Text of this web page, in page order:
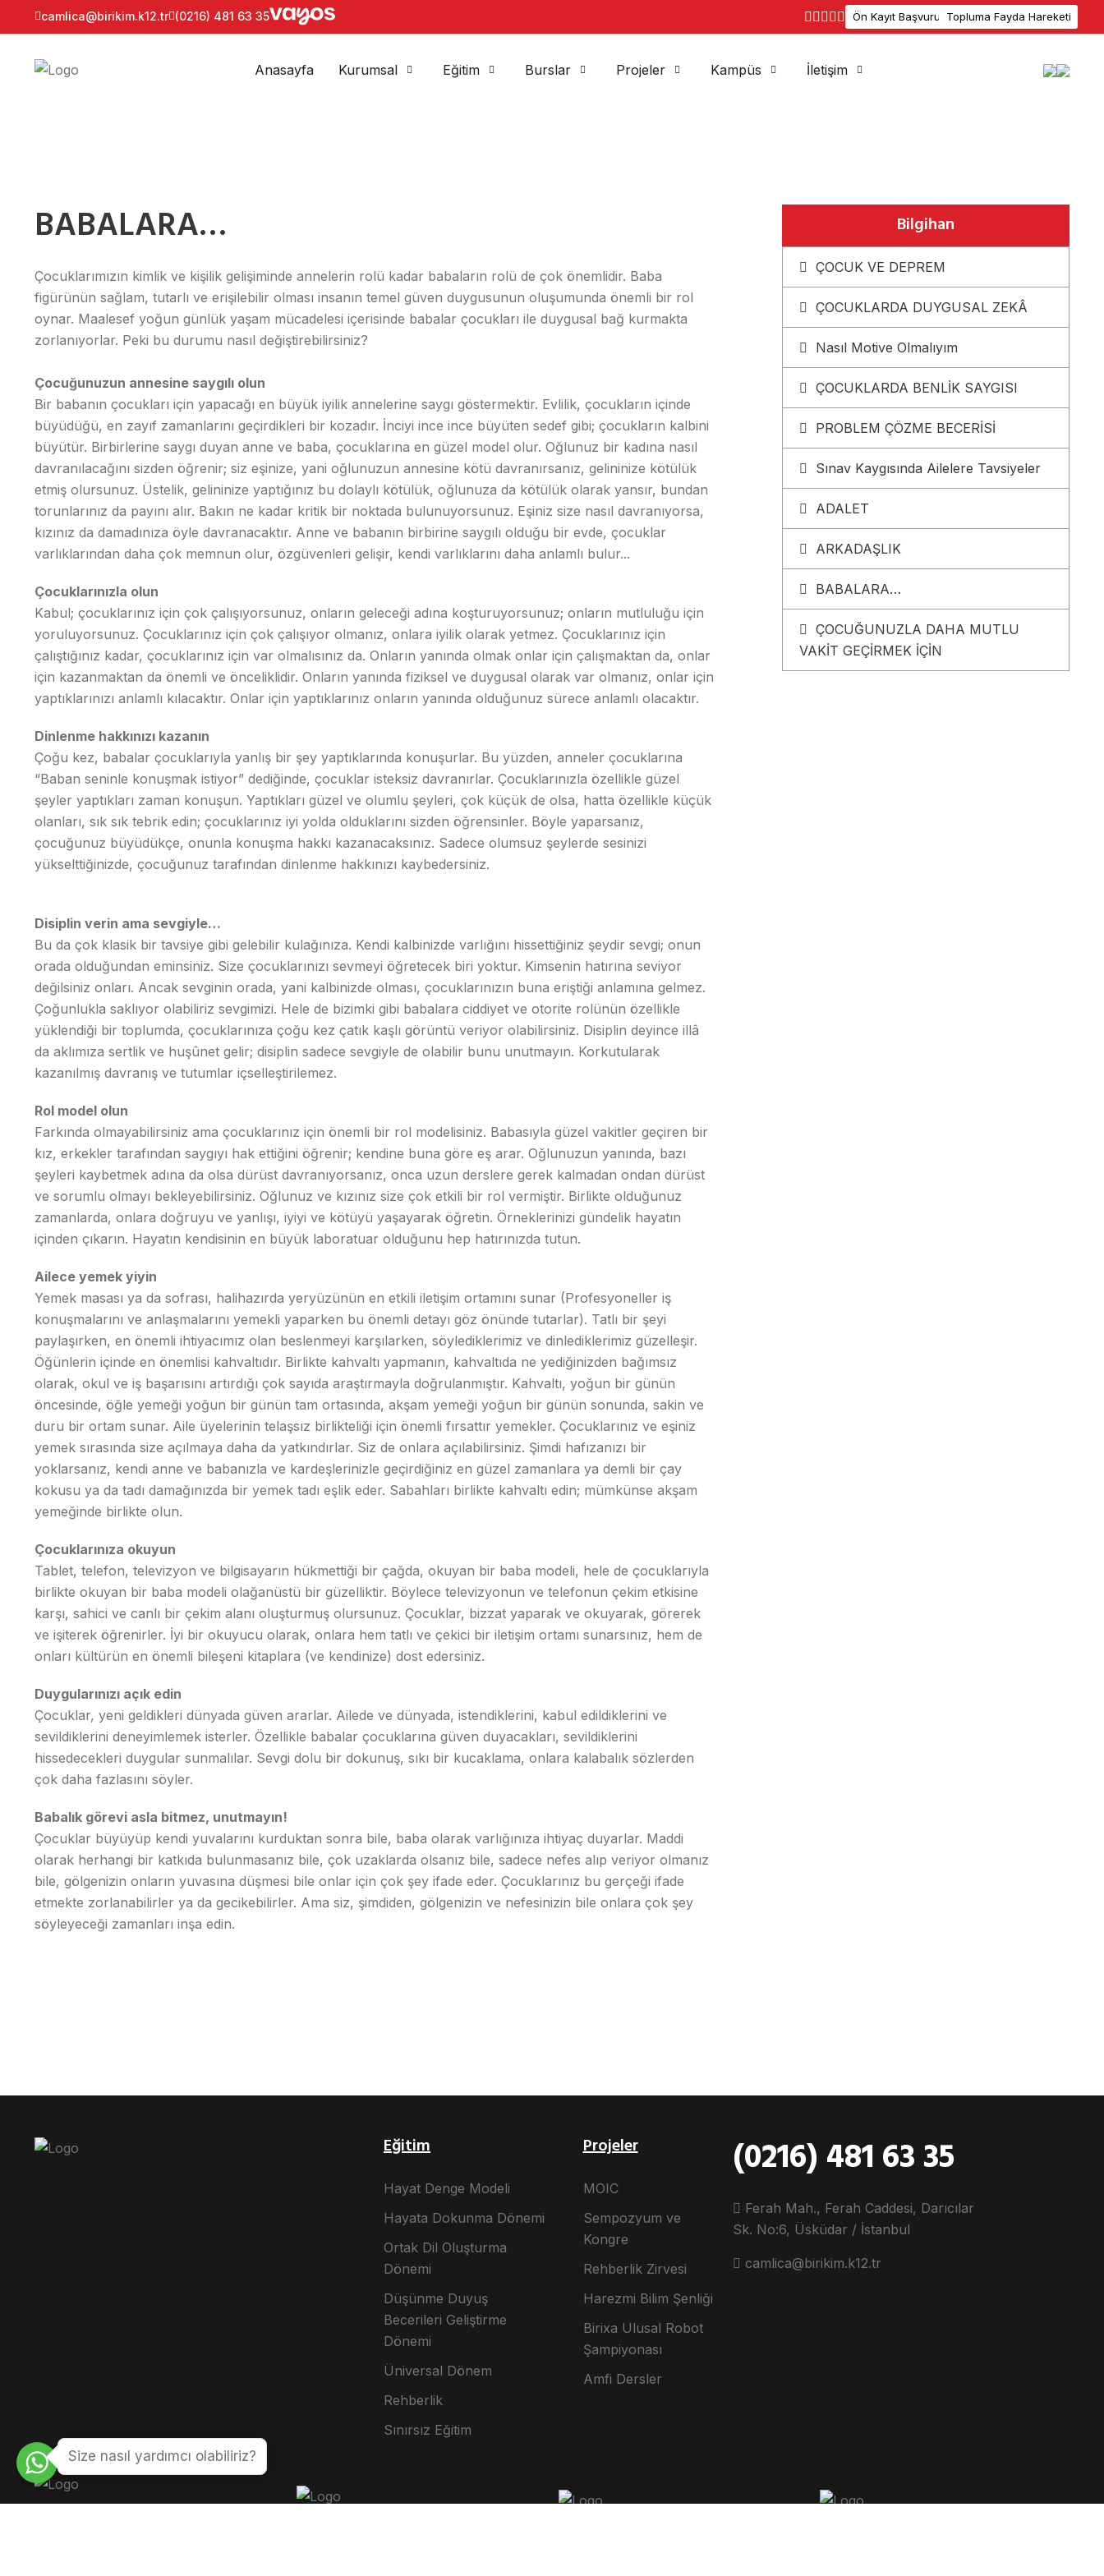
camlica@birikim.k12.tr (0216) 481 63 35 Ön Kayıt Başvuru Topluma Fayda Hareketi
Anasayfa Kurumsal Eğitim Burslar Projeler Kampüs İletişim
BABALARA…
Çocuklarımızın kimlik ve kişilik gelişiminde annelerin rolü kadar babaların rolü de çok önemlidir. Baba
figürünün sağlam, tutarlı ve erişilebilir olması insanın temel güven duygusunun oluşumunda önemli bir rol
oynar. Maalesef yoğun günlük yaşam mücadelesi içerisinde babalar çocukları ile duygusal bağ kurmakta
zorlanıyorlar. Peki bu durumu nasıl değiştirebilirsiniz?
Çocuğunuzun annesine saygılı olun
Bir babanın çocukları için yapacağı en büyük iyilik annelerine saygı göstermektir. Evlilik, çocukların içinde
büyüdüğü, en zayıf zamanlarını geçirdikleri bir kozadır. İnciyi ince ince büyüten sedef gibi; çocukların kalbini
büyütür. Birbirlerine saygı duyan anne ve baba, çocuklarına en güzel model olur. Oğlunuz bir kadına nasıl
davranılacağını sizden öğrenir; siz eşinize, yani oğlunuzun annesine kötü davranırsanız, gelininize kötülük
etmiş olursunuz. Üstelik, gelininize yaptığınız bu dolaylı kötülük, oğlunuza da kötülük olarak yansır, bundan
torunlarınız da payını alır. Bakın ne kadar kritik bir noktada bulunuyorsunuz. Eşiniz size nasıl davranıyorsa,
kızınız da damadınıza öyle davranacaktır. Anne ve babanın birbirine saygılı olduğu bir evde, çocuklar
varlıklarından daha çok memnun olur, özgüvenleri gelişir, kendi varlıklarını daha anlamlı bulur...
Çocuklarınızla olun
Kabul; çocuklarınız için çok çalışıyorsunuz, onların geleceği adına koşturuyorsunuz; onların mutluluğu için
yoruluyorsunuz. Çocuklarınız için çok çalışıyor olmanız, onlara iyilik olarak yetmez. Çocuklarınız için
çalıştığınız kadar, çocuklarınız için var olmalısınız da. Onların yanında olmak onlar için çalışmaktan da, onlar
için kazanmaktan da önemli ve önceliklidir. Onların yanında fiziksel ve duygusal olarak var olmanız, onlar için
yaptıklarınızı anlamlı kılacaktır. Onlar için yaptıklarınız onların yanında olduğunuz sürece anlamlı olacaktır.
Dinlenme hakkınızı kazanın
Çoğu kez, babalar çocuklarıyla yanlış bir şey yaptıklarında konuşurlar. Bu yüzden, anneler çocuklarına
“Baban seninle konuşmak istiyor” dediğinde, çocuklar isteksiz davranırlar. Çocuklarınızla özellikle güzel
şeyler yaptıkları zaman konuşun. Yaptıkları güzel ve olumlu şeyleri, çok küçük de olsa, hatta özellikle küçük
olanları, sık sık tebrik edin; çocuklarınız iyi yolda olduklarını sizden öğrensinler. Böyle yaparsanız,
çocuğunuz büyüdükçe, onunla konuşma hakkı kazanacaksınız. Sadece olumsuz şeylerde sesinizi
yükselttiğinizde, çocuğunuz tarafından dinlenme hakkınızı kaybedersiniz.
Disiplin verin ama sevgiyle…
Bu da çok klasik bir tavsiye gibi gelebilir kulağınıza. Kendi kalbinizde varlığını hissettiğiniz şeydir sevgi; onun
orada olduğundan eminsiniz. Size çocuklarınızı sevmeyi öğretecek biri yoktur. Kimsenin hatırına seviyor
değilsiniz onları. Ancak sevginin orada, yani kalbinizde olması, çocuklarınızın buna eriştiği anlamına gelmez.
Çoğunlukla saklıyor olabiliriz sevgimizi. Hele de bizimki gibi babalara ciddiyet ve otorite rolünün özellikle
yüklendiği bir toplumda, çocuklarınıza çoğu kez çatık kaşlı görüntü veriyor olabilirsiniz. Disiplin deyince illâ
da aklımıza sertlik ve huşûnet gelir; disiplin sadece sevgiyle de olabilir bunu unutmayın. Korkutularak
kazanılmış davranış ve tutumlar içselleştirilemez.
Rol model olun
Farkında olmayabilirsiniz ama çocuklarınız için önemli bir rol modelisiniz. Babasıyla güzel vakitler geçiren bir
kız, erkekler tarafından saygıyı hak ettiğini öğrenir; kendine buna göre eş arar. Oğlunuzun yanında, bazı
şeyleri kaybetmek adına da olsa dürüst davranıyorsanız, onca uzun derslere gerek kalmadan ondan dürüst
ve sorumlu olmayı bekleyebilirsiniz. Oğlunuz ve kızınız size çok etkili bir rol vermiştir. Birlikte olduğunuz
zamanlarda, onlara doğruyu ve yanlışı, iyiyi ve kötüyü yaşayarak öğretin. Örneklerinizi gündelik hayatın
içinden çıkarın. Hayatın kendisinin en büyük laboratuar olduğunu hep hatırınızda tutun.
Ailece yemek yiyin
Yemek masası ya da sofrası, halihazırda yeryüzünün en etkili iletişim ortamını sunar (Profesyoneller iş
konuşmalarını ve anlaşmalarını yemekli yaparken bu önemli detayı göz önünde tutarlar). Tatlı bir şeyi
paylaşırken, en önemli ihtiyacımız olan beslenmeyi karşılarken, söylediklerimiz ve dinlediklerimiz güzelleşir.
Öğünlerin içinde en önemlisi kahvaltıdır. Birlikte kahvaltı yapmanın, kahvaltıda ne yediğinizden bağımsız
olarak, okul ve iş başarısını artırdığı çok sayıda araştırmayla doğrulanmıştır. Kahvaltı, yoğun bir günün
öncesinde, öğle yemeği yoğun bir günün tam ortasında, akşam yemeği yoğun bir günün sonunda, sakin ve
duru bir ortam sunar. Aile üyelerinin telaşsız birlikteliği için önemli fırsattır yemekler. Çocuklarınız ve eşiniz
yemek sırasında size açılmaya daha da yatkındırlar. Siz de onlara açılabilirsiniz. Şimdi hafızanızı bir
yoklarsanız, kendi anne ve babanızla ve kardeşlerinizle geçirdiğiniz en güzel zamanlara ya demli bir çay
kokusu ya da tadı damağınızda bir yemek tadı eşlik eder. Sabahları birlikte kahvaltı edin; mümkünse akşam
yemeğinde birlikte olun.
Çocuklarınıza okuyun
Tablet, telefon, televizyon ve bilgisayarın hükmettiği bir çağda, okuyan bir baba modeli, hele de çocuklarıyla
birlikte okuyan bir baba modeli olağanüstü bir güzelliktir. Böylece televizyonun ve telefonun çekim etkisine
karşı, sahici ve canlı bir çekim alanı oluşturmuş olursunuz. Çocuklar, bizzat yaparak ve okuyarak, görerek
ve işiterek öğrenirler. İyi bir okuyucu olarak, onlara hem tatlı ve çekici bir iletişim ortamı sunarsınız, hem de
onları kültürün en önemli bileşeni kitaplara (ve kendinize) dost edersiniz.
Duygularınızı açık edin
Çocuklar, yeni geldikleri dünyada güven ararlar. Ailede ve dünyada, istendiklerini, kabul edildiklerini ve
sevildiklerini deneyimlemek isterler. Özellikle babalar çocuklarına güven duyacakları, sevildiklerini
hissedecekleri duygular sunmalılar. Sevgi dolu bir dokunuş, sıkı bir kucaklama, onlara kalabalık sözlerden
çok daha fazlasını söyler.
Babalık görevi asla bitmez, unutmayın!
Çocuklar büyüyüp kendi yuvalarını kurduktan sonra bile, baba olarak varlığınıza ihtiyaç duyarlar. Maddi
olarak herhangi bir katkıda bulunmasanız bile, çok uzaklarda olsanız bile, sadece nefes alıp veriyor olmanız
bile, gölgenizin onların yuvasına düşmesi bile onlar için çok şey ifade eder. Çocuklarınız bu gerçeği ifade
etmekte zorlanabilirler ya da gecikebilirler. Ama siz, şimdiden, gölgenizin ve nefesinizin bile onlara çok şey
söyleyeceği zamanları inşa edin.
Bilgihan
ÇOCUK VE DEPREM
ÇOCUKLARDA DUYGUSAL ZEKÂ
Nasıl Motive Olmalıyım
ÇOCUKLARDA BENLİK SAYGISI
PROBLEM ÇÖZME BECERİSİ
Sınav Kaygısında Ailelere Tavsiyeler
ADALET
ARKADAŞLIK
BABALARA…
ÇOCUĞUNUZLA DAHA MUTLU
VAKİT GEÇİRMEK İÇİN
Size nasıl yardımcı olabiliriz?
Eğitim
Hayat Denge Modeli
Hayata Dokunma Dönemi
Ortak Dil Oluşturma
Dönemi
Düşünme Duyuş
Becerileri Geliştirme
Dönemi
Üniversal Dönem
Rehberlik
Sınırsız Eğitim
Projeler
MOIC
Sempozyum ve
Kongre
Rehberlik Zirvesi
Harezmi Bilim Şenliği
Birixa Ulusal Robot
Şampiyonası
Amfi Dersler
(0216) 481 63 35
Ferah Mah., Ferah Caddesi, Darıcılar
Sk. No:6, Üsküdar / İstanbul
camlica@birikim.k12.tr